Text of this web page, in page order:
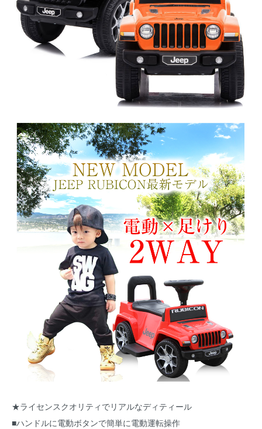
★ライセンスクオリティでリアルなディティール
■ハンドルに電動ボタンで簡単に電動運転操作